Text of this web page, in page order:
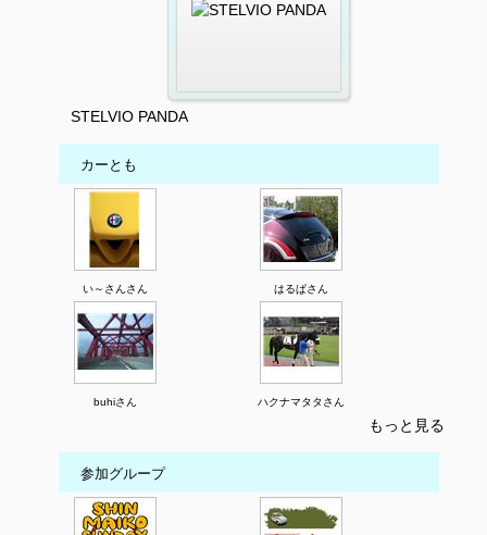
STELVIO PANDA
カーとも
い～さんさん はるぱさん
buhiさん ハクナマタタさん
もっと見る
参加グループ